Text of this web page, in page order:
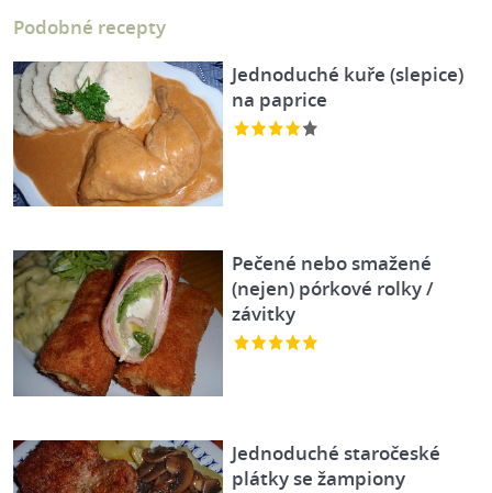
Podobné recepty
Jednoduché kuře (slepice)
na paprice
Pečené nebo smažené
(nejen) pórkové rolky /
závitky
Jednoduché staročeské
plátky se žampiony